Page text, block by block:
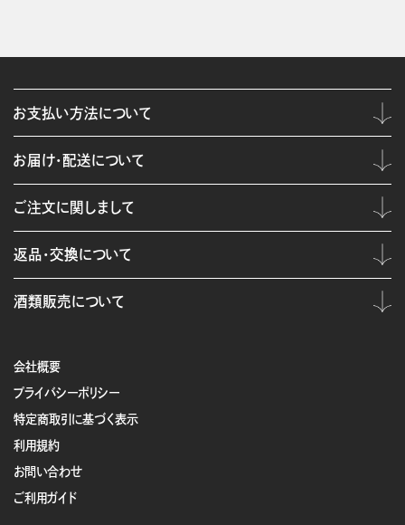
会社概要
プライバシーポリシー
特定商取引に基づく表示
利用規約
お問い合わせ
ご利用ガイド
お支払い方法について
お届け・配送について
ご注文に関しまして
返品・交換について
酒類販売について